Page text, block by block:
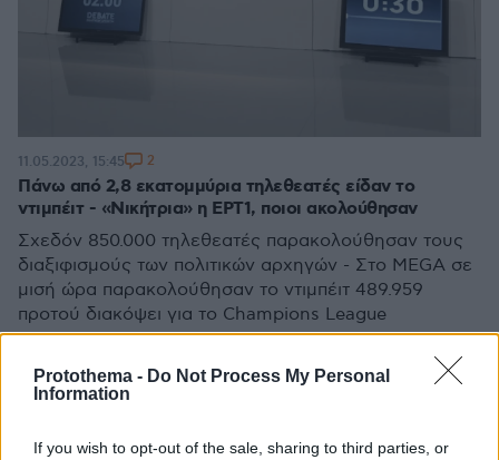
Protothema - Do Not Process My Personal
Information
If you wish to opt-out of the sale, sharing to third parties, or
Πάνω από 2,8 εκατομμύρια τηλεθεατές είδαν το
ντιμπέιτ - «Νικήτρια» η ΕΡΤ1, ποιοι ακολούθησαν
Σχεδόν 850.000 τηλεθεατές παρακολούθησαν τους
διαξιφισμούς των πολιτικών αρχηγών - Στο MEGA σε
μισή ώρα παρακολούθησαν το ντιμπέιτ 489.959
προτού διακόψει για το Champions League
11.05.2023, 15:45 2